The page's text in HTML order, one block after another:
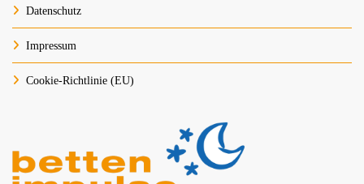
Datenschutz
Impressum
Cookie-Richtlinie (EU)